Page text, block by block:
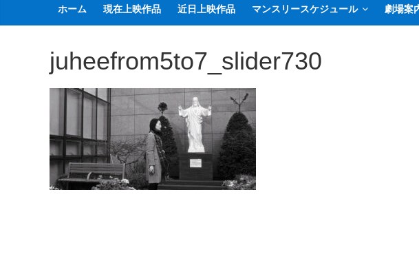
リ
ン
観
た
画
は
こ
の
ホーム 現在上映作品 近日上映作品 マンスリースケジュール 劇場案
juheefrom5to7_slider730